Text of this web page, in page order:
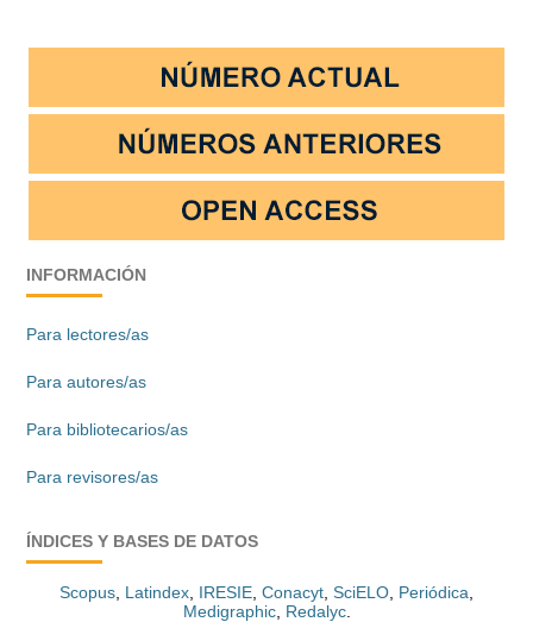
INFORMACIÓN
Para lectores/as
Para autores/as
Para bibliotecarios/as
Para revisores/as
ÍNDICES Y BASES DE DATOS
Scopus Latindex IRESIE Conacyt SciELO Periódica
Medigraphic, Redalyc.